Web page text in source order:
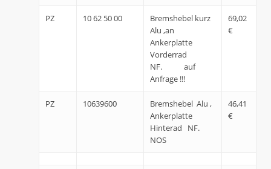
PZ 10 62 50 00
Bremshebel kurz
Alu ,an
Ankerplatte
Vorderrad
NF. auf
Anfrage !!!
69,02
€
PZ 10639600
Bremshebel Alu ,
Ankerplatte
Hinterad NF.
NOS
46,41
€